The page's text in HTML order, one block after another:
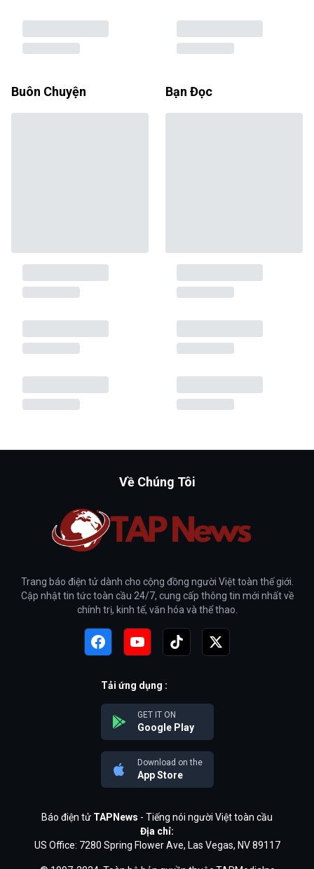
Buôn Chuyện Bạn Đọc
Về Chúng Tôi
Trang báo điện tử dành cho cộng đồng người Việt toàn thế giới.
Cập nhật tin tức toàn cầu 24/7, cung cấp thông tin mới nhất về
chính trị, kinh tế, văn hóa và thể thao.
Tải ứng dụng :
GET IT ON
Google Play
Download on the
App Store
Báo điện tử TAPNews - Tiếng nói người Việt toàn cầu
Địa chỉ:
US Office: 7280 Spring Flower Ave, Las Vegas, NV 89117